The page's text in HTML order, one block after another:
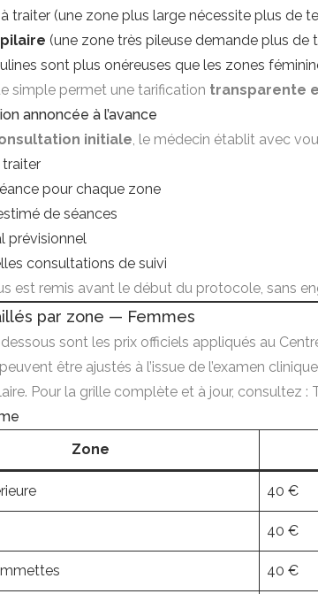
à traiter (une zone plus large nécessite plus de
(une zone très pileuse demande plus de
sont plus onéreuses que les zones
simple permet une tarification transparente
annoncée à l’avance
initiale, le médecin établit avec
traiter
pour chaque zone
de séances
prévisionnel
consultations de suivi
est remis avant le début du protocole, sans
par zone — Femmes
sont les prix officiels appliqués au
être ajustés à l’issue de l’examen
Pour la grille complète et à jour, consultez :
Zone
40 €
40 €
40 €